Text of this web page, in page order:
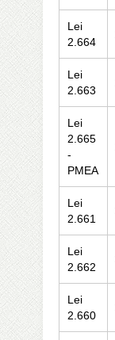
Lei
2.664
Lei
2.663
Lei
2.665
-
PMEA
Lei
2.661
Lei
2.662
Lei
2.660